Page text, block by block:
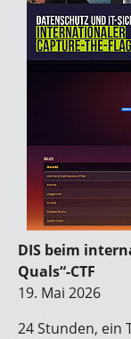
DIS beim
Quals“-CTF
19. Mai 2026
24 Stunden, ein